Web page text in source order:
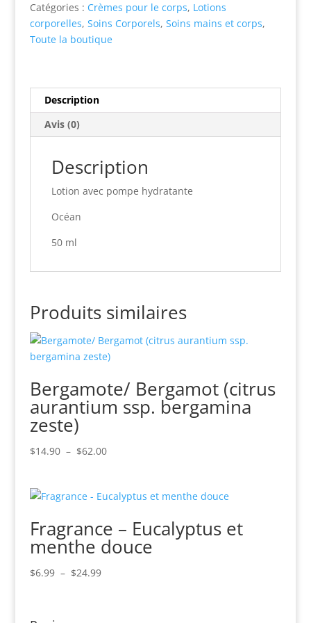
corps
Océan
Catégories : Crèmes pour le corps, Lotions
corporelles, Soins Corporels, Soins mains et corps,
Toute la boutique
Description
Avis (0)
Description
Lotion avec pompe hydratante
Océan
50 ml
Produits similaires
Bergamote/ Bergamot (citrus
aurantium ssp. bergamina
zeste)
$14.90 – $62.00Plage
$14.90
$62.00
Fragrance – Eucalyptus et
menthe douce
$6.99 – $24.99Plage